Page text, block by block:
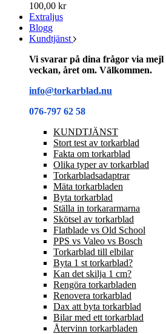
100,00 kr
Extraljus
Blogg
Kundtjänst
Vi svarar på dina frågor via mejl
veckan, året om. Välkommen.
info@torkarblad.nu
076-797 62 58
KUNDTJÄNST
Stort test av torkarblad
Fakta om torkarblad
Olika typer av torkarblad
Torkarbladsadaptrar
Mäta torkarbladen
Byta torkarblad
Ställa in torkararmarna
Skötsel av torkarblad
Flatblade vs Old School
PPS vs Valeo vs Bosch
Torkarblad till elbilar
Byta 1 st torkarblad?
Kan det skilja 1 cm?
Rengöra torkarbladen
Renovera torkarblad
Dax att byta torkarblad
Bilar med ett torkarblad
Återvinn torkarbladen